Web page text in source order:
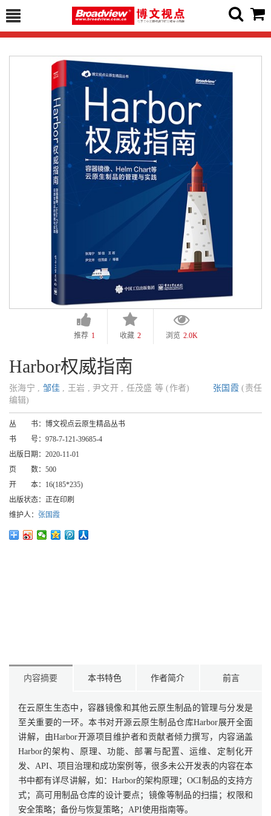
推荐 1 收藏 2 浏览 2.0K
Harbor权威指南
张海宁 , 邹佳 , 王岩 , 尹文开 , 任茂盛 等 (作者) 张国霞 (责任
编辑)
丛 书： 博文视点云原生精品丛书
书 号： 978-7-121-39685-4
出版日期： 2020-11-01
页 数： 500
开 本： 16(185*235)
出版状态： 正在印刷
维护人： 张国霞
内容摘要 本书特色 作者简介 前言
在云原生生态中，容器镜像和其他云原生制品的管理与分发是
至关重要的一环。本书对开源云原生制品仓库Harbor展开全面
讲解，由Harbor开源项目维护者和贡献者倾力撰写，内容涵盖
Harbor的架构、原理、功能、部署与配置、运维、定制化开
发、API、项目治理和成功案例等，很多未公开发表的内容在本
书中都有详尽讲解，如：Harbor的架构原理；OCI制品的支持方
式；高可用制品仓库的设计要点；镜像等制品的扫描；权限和
安全策略；备份与恢复策略；API使用指南等。